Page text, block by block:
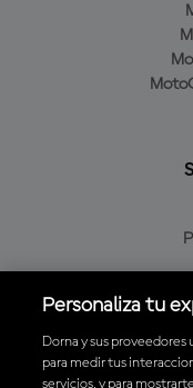
Personaliza tu
Dorna y sus
para medir tus
servicios, y para